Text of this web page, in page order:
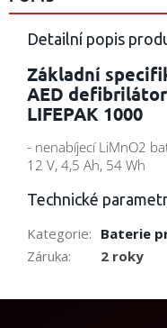
Detailní popis
Základní
AED
LIFEPAK 1000
- nenabíjecí LiMnO2
12 V, 4,5 Ah, 54 Wh
Technické
Kategorie: Baterie
Záruka: 2 roky